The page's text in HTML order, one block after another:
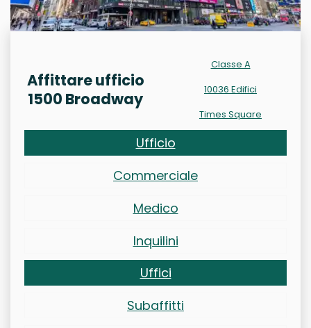
Affittare ufficio
1500 Broadway
Classe A
10036 Edifici
Times Square
Ufficio
Commerciale
Medico
Inquilini
Uffici
Subaffitti